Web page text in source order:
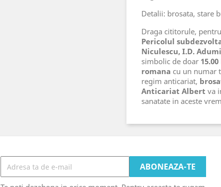
Detalii: brosata, stare
Draga cititorule,
Pericolul
Niculescu, I.D.
simbolic de doar 15.00
romana cu un numar
regim anticariat,
Anticariat Albert va
sanatate in aceste